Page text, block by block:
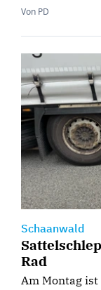
Von PD
Schaanwald
Rad
Am Montag